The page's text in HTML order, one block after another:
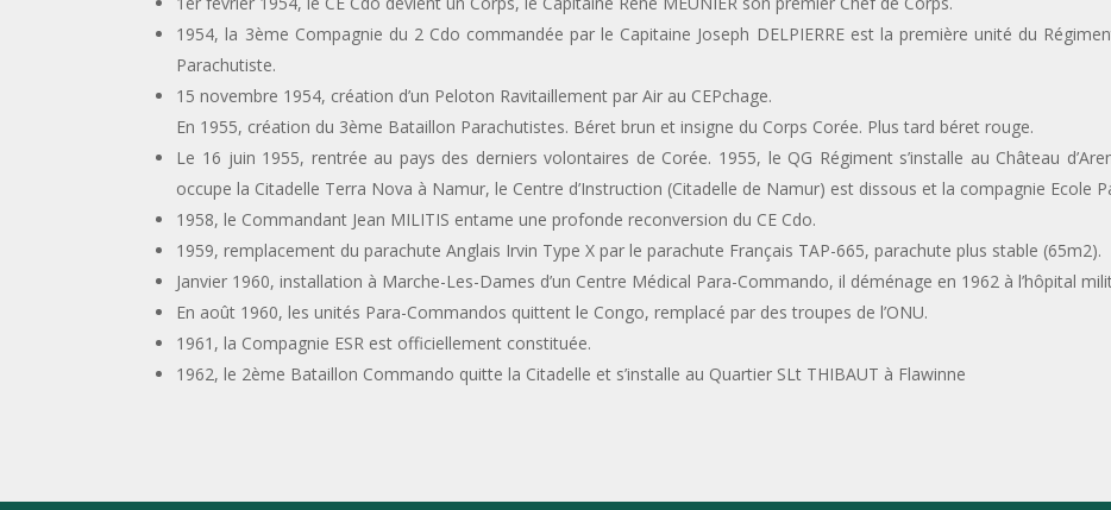
1954, la 3ème Compagnie du 2 Cdo commandée par le Capitaine Joseph DELPIERRE est la première unité du
Parachutiste.
15 novembre 1954, création d’un Peloton Ravitaillement par Air au CEPchage.
En 1955, création du 3ème Bataillon Parachutistes. Béret brun et insigne du Corps Corée. Plus tard béret rouge.
Le 16 juin 1955, rentrée au pays des derniers volontaires de Corée. 1955, le QG Régiment s’installe au Château
occupe la Citadelle Terra Nova à Namur, le Centre d’Instruction (Citadelle de Namur) est dissous et la compagnie Ecole
1958, le Commandant Jean MILITIS entame une profonde reconversion du CE Cdo.
1959, remplacement du parachute Anglais Irvin Type X par le parachute Français TAP-665, parachute plus stable (65m2).
Janvier 1960, installation à Marche-Les-Dames d’un Centre Médical Para-Commando, il déménage en 1962 à l’hôpital
En août 1960, les unités Para-Commandos quittent le Congo, remplacé par des troupes de l’ONU.
1961, la Compagnie ESR est officiellement constituée.
1962, le 2ème Bataillon Commando quitte la Citadelle et s’installe au Quartier SLt THIBAUT à Flawinne